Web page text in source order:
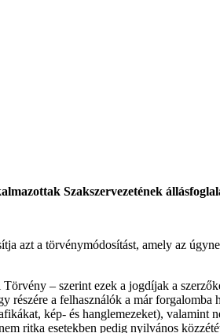
Szakszervezetének
azt a törvénymódosítást, amely az
‒ szerint ezek a jogdíjak a
a felhasználók a már
kép- és hanglemezeket), valamint
ritka esetekben pedig nyilvános